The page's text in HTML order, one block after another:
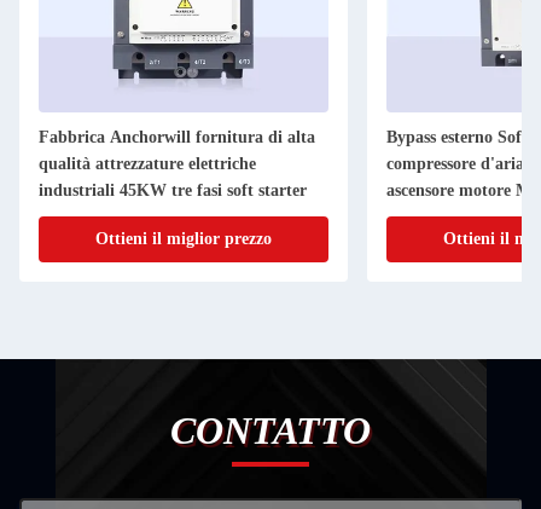
Fabbrica Anchorwill fornitura di alta
qualità attrezzature elettriche
industriali 45KW tre fasi soft starter
Ottieni il miglior prezzo
Bypass esterno Soft
compressore d'aria
ascensore motore
Ottieni il
CONTATTO